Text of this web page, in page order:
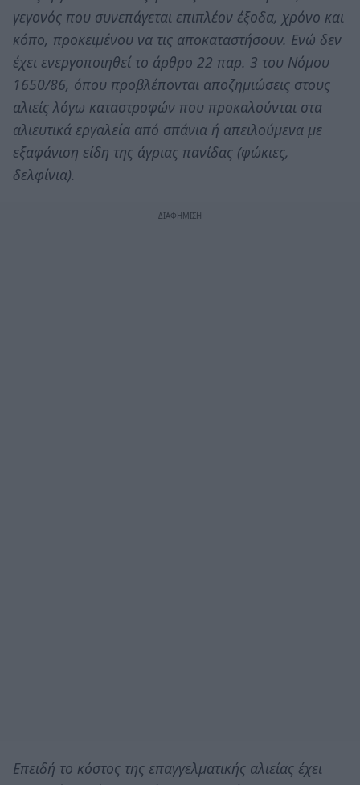
γεγονός που συνεπάγεται επιπλέον έξοδα, χρόνο και
κόπο, προκειμένου να τις αποκαταστήσουν. Ενώ δεν
έχει ενεργοποιηθεί το άρθρο 22 παρ. 3 του Νόμου
1650/86, όπου προβλέπονται αποζημιώσεις στους
αλιείς λόγω καταστροφών που προκαλούνται στα
αλιευτικά εργαλεία από σπάνια ή απειλούμενα με
εξαφάνιση είδη της άγριας πανίδας (φώκιες,
δελφίνια).
Επειδή το κόστος της επαγγελματικής αλιείας έχει